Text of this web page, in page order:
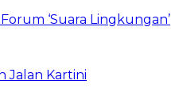
‘Suara Lingkungan’
Jalan Kartini